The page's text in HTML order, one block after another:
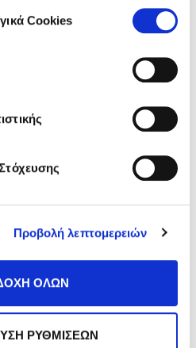
Cookies
Προβολή λεπτομερειών
ΟΛΩΝ
ΡΥΘΜΙΣΕΩΝ
section
ARTICLES:
NEXT >>